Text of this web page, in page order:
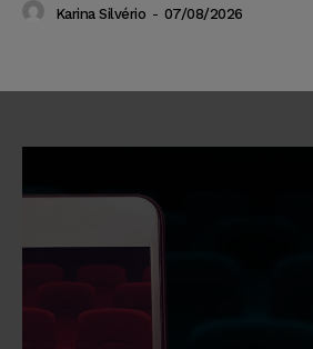
Karina Silvério - 07/08/2026